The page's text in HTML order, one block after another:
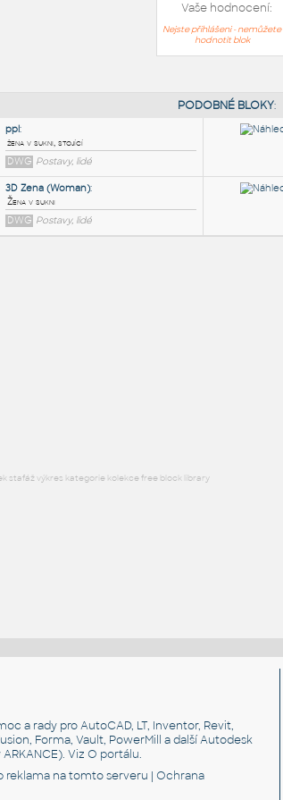
Vaše hodnocení:
Nejste přihlášeni - nemůžete
hodnotit blok
stafáž výkres kategorie kolekce free block library
a rady pro AutoCAD, LT, Inventor, Revit,
Forma, Vault, PowerMill a další Autodesk
VizO portálu.
reklama na tomto serveru |Ochrana